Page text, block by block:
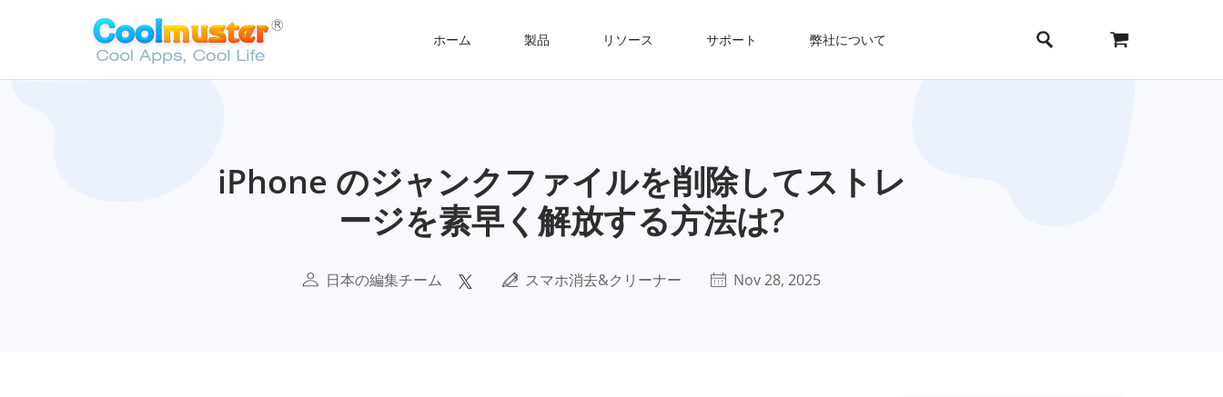
ホーム 製品 リソース サポート 弊社について
iPhone のジャンクファイルを削除してストレ
ージを素早く解放する方法は?
日本の編集チーム スマホ消去&クリーナー Nov 28, 2025